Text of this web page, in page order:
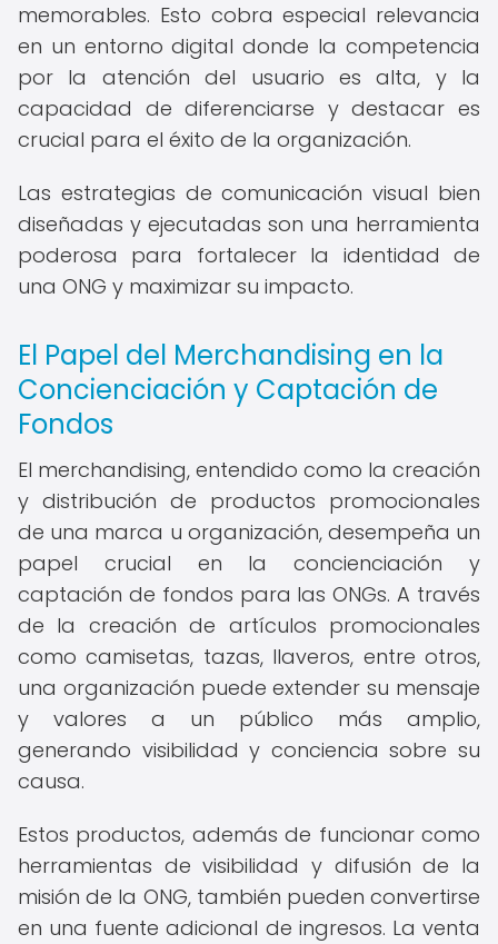
memorables. Esto cobra especial relevancia
en un entorno digital donde la competencia
por la atención del usuario es alta, y la
capacidad de diferenciarse y destacar es
crucial para el éxito de la organización.
Las estrategias de comunicación visual bien
diseñadas y ejecutadas son una herramienta
poderosa para fortalecer la identidad de
una ONG y maximizar su impacto.
El Papel del Merchandising en la
Concienciación y Captación de
Fondos
El merchandising, entendido como la creación
y distribución de productos promocionales
de una marca u organización, desempeña un
papel crucial en la concienciación y
captación de fondos para las ONGs. A través
de la creación de artículos promocionales
como camisetas, tazas, llaveros, entre otros,
una organización puede extender su mensaje
y valores a un público más amplio,
generando visibilidad y conciencia sobre su
causa.
Estos productos, además de funcionar como
herramientas de visibilidad y difusión de la
misión de la ONG, también pueden convertirse
en una fuente adicional de ingresos. La venta